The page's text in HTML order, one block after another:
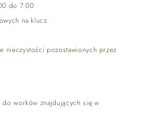
do 7.00
na klucz.
nieczystości pozostawionych przez
do worków znajdujących się w